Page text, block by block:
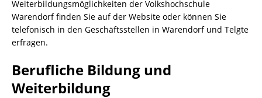
Weiterbildungsmöglichkeiten der Volkshochschule
Warendorf finden Sie auf der Website oder können Sie
telefonisch in den Geschäftsstellen in Warendorf und Telgte
erfragen.
Berufliche Bildung und
Weiterbildung